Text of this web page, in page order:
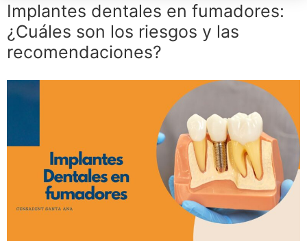
Implantes dentales en fumadores:
¿Cuáles son los riesgos y las
recomendaciones?